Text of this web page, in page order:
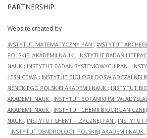
PARTNERSHIP:
Website created by
INSTYTUT MATEMATYCZNY PAN ; INSTYTUT
POLSKIEJ AKADEMII NAUK ; INSTYTUT BADAŃ
NAUK ; INSTYTUT BADAŃ SYSTEMOWYCH PAN ;
LEŚNICTWA ; INSTYTUT BIOLOGII DOŚWIADCZALNEJ
NENCKIEGO POLSKIEJ AKADEMII NAUK ; INSTYTUT
AKADEMII NAUK ; INSTYTUT BOTANIKI IM.
AKADEMII NAUK ; INSTYTUT CHEMII
NAUK ; INSTYTUT CHEMII FIZYCZNEJ PAN ; INSTYTUT
; INSTYTUT DENDROLOGII POLSKIEJ AKADEMII NAUK ;